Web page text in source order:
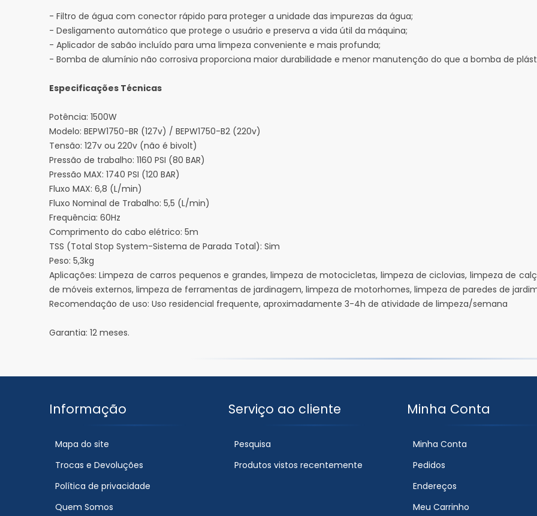
- Filtro de água com conector rápido para proteger a unidade das impurezas da água;
- Desligamento automático que protege o usuário e preserva a vida útil da máquina;
- Aplicador de sabão incluído para uma limpeza conveniente e mais profunda;
- Bomba de alumínio não corrosiva proporciona maior durabilidade e menor manutenção do que a bomba de
Especificações Técnicas
Potência: 1500W
Modelo: BEPW1750-BR (127v) / BEPW1750-B2 (220v)
Tensão: 127v ou 220v (não é bivolt)
Pressão de trabalho: 1160 PSI (80 BAR)
Pressão MAX: 1740 PSI (120 BAR)
Fluxo MAX: 6,8 (L/min)
Fluxo Nominal de Trabalho: 5,5 (L/min)
Frequência: 60Hz
Comprimento do cabo elétrico: 5m
TSS (Total Stop System-Sistema de Parada Total): Sim
Peso: 5,3kg
Aplicações: Limpeza de carros pequenos e grandes, limpeza de motocicletas, limpeza de ciclovias, limpeza de
de móveis externos, limpeza de ferramentas de jardinagem, limpeza de motorhomes, limpeza de paredes de
Recomendação de uso: Uso residencial frequente, aproximadamente 3-4h de atividade de limpeza/semana
Garantia: 12 meses.
Informação
Mapa do site
Trocas e Devoluções
Política de privacidade
Quem Somos
Serviço ao cliente
Pesquisa
Produtos vistos recentemente
Minha Conta
Minha Conta
Pedidos
Endereços
Meu Carrinho